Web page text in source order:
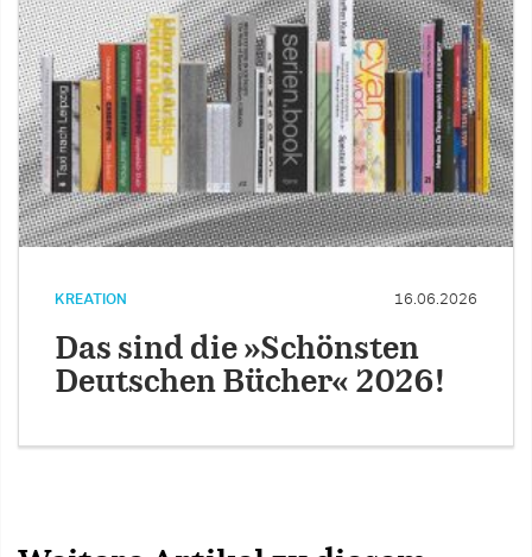
KREATION 16.06.2026
Das sind die »Schönsten
Deutschen Bücher« 2026!